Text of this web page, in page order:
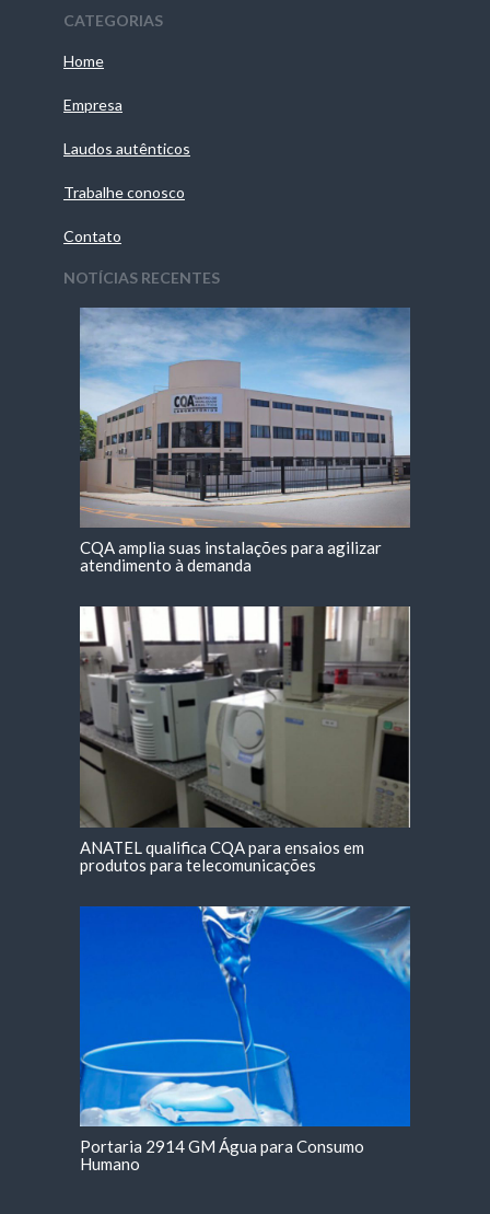
CATEGORIAS
Home
Empresa
Laudos autênticos
Trabalhe conosco
Contato
NOTÍCIAS RECENTES
CQA amplia suas instalações para agilizar
atendimento à demanda
ANATEL qualifica CQA para ensaios em
produtos para telecomunicações
Portaria 2914 GM Água para Consumo
Humano